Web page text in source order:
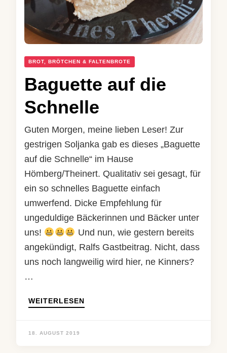
BROT, BRÖTCHEN & FALTENBROTE
Baguette auf die
Schnelle
Guten Morgen, meine lieben Leser! Zur
gestrigen Soljanka gab es dieses „Baguette
auf die Schnelle“ im Hause
Hömberg/Theinert. Qualitativ sei gesagt, für
ein so schnelles Baguette einfach
umwerfend. Dicke Empfehlung für
ungeduldige Bäckerinnen und Bäcker unter
uns!
Und nun, wie gestern bereits
angekündigt, Ralfs Gastbeitrag. Nicht, dass
uns noch langweilig wird hier, ne Kinners?
…
WEITERLESEN
18. AUGUST 2019